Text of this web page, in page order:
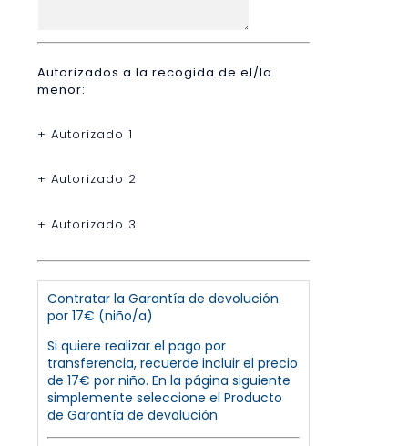
Autorizados a la recogida de el/la
menor:
+ Autorizado 1
+ Autorizado 2
+ Autorizado 3
Contratar la Garantía de devolución
por 17€ (niño/a)
Si quiere realizar el pago por
transferencia, recuerde incluir el precio
de 17€ por niño. En la página siguiente
simplemente seleccione el Producto
de Garantía de devolución